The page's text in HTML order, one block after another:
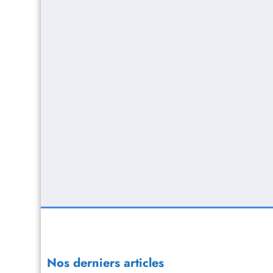
Nos derniers articles